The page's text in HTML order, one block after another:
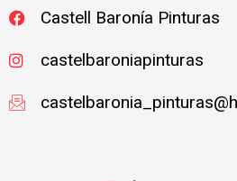
Castell Baronía Pinturas
castelbaroniapinturas